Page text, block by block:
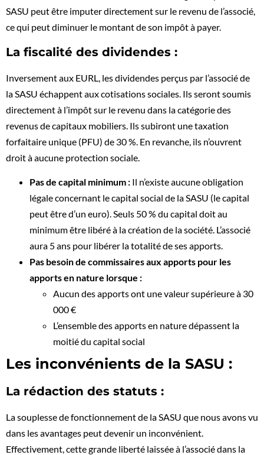
SASU peut être imputer directement sur le revenu de l’associé,
ce qui peut diminuer le montant de son impôt à payer.
La fiscalité des dividendes :
Inversement aux EURL, les dividendes perçus par l’associé de
la SASU échappent aux cotisations sociales. Ils seront soumis
directement à l’impôt sur le revenu dans la catégorie des
revenus de capitaux mobiliers. Ils subiront une taxation
forfaitaire unique (PFU) de 30 %. En revanche, ils n’ouvrent
droit à aucune protection sociale.
Pas de capital minimum : Il n’existe aucune obligation
légale concernant le capital social de la SASU (le capital
peut être d’un euro). Seuls 50 % du capital doit au
minimum être libéré à la création de la société. L’associé
aura 5 ans pour libérer la totalité de ses apports.
Pas besoin de commissaires aux apports pour les
apports en nature lorsque :
Aucun des apports ont une valeur supérieure à 30
000 €
L’ensemble des apports en nature dépassent la
moitié du capital social
Les inconvénients de la SASU :
La rédaction des statuts :
La souplesse de fonctionnement de la SASU que nous avons vu
dans les avantages peut devenir un inconvénient.
Effectivement, cette grande liberté laissée à l’associé dans la